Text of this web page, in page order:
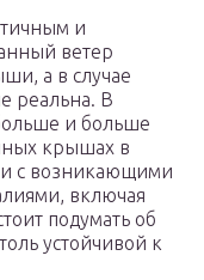
и
ветер
а в случае
реальна. В
и больше
крышах в
с возникающими
включая
подумать об
устойчивой к